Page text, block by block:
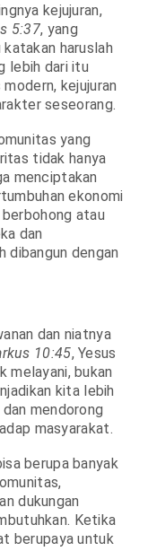
kejujuran,
5:37, yang
haruslah
lebih dari itu
kejujuran
seseorang.
yang
tidak hanya
menciptakan
ekonomi
atau
dan
dibangun dengan
dan niatnya
10:45, Yesus
melayani, bukan
kita lebih
mendorong
masyarakat.
berupa banyak
dukungan
Ketika
berupaya untuk